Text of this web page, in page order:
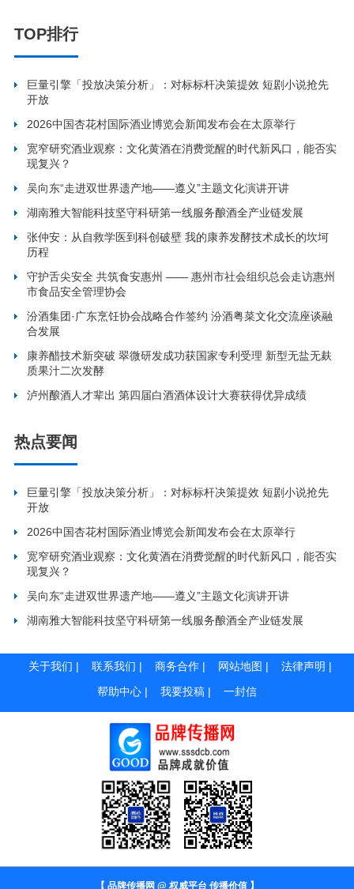
TOP排行
巨量引擎「投放决策分析」：对标标杆决策提效 短剧小说抢先
开放
2026中国杏花村国际酒业博览会新闻发布会在太原举行
宽窄研究酒业观察：文化黄酒在消费觉醒的时代新风口，能否实
现复兴？
吴向东“走进双世界遗产地——遵义”主题文化演讲开讲
湖南雅大智能科技坚守科研第一线服务酿酒全产业链发展
张仲安：从自救学医到科创破壁 我的康养发酵技术成长的坎坷
历程
守护舌尖安全 共筑食安惠州 —— 惠州市社会组织总会走访惠州
市食品安全管理协会
汾酒集团·广东烹饪协会战略合作签约 汾酒粤菜文化交流座谈融
合发展
康养醋技术新突破 翠微研发成功获国家专利受理 新型无盐无麸
质果汁二次发酵
泸州酿酒人才辈出 第四届白酒酒体设计大赛获得优异成绩
热点要闻
巨量引擎「投放决策分析」：对标标杆决策提效 短剧小说抢先
开放
2026中国杏花村国际酒业博览会新闻发布会在太原举行
宽窄研究酒业观察：文化黄酒在消费觉醒的时代新风口，能否实
现复兴？
吴向东“走进双世界遗产地——遵义”主题文化演讲开讲
湖南雅大智能科技坚守科研第一线服务酿酒全产业链发展
关于我们 | 联系我们 | 商务合作 | 网站地图 | 法律声明 |
帮助中心 | 我要投稿 | 一封信
【 品牌传播网 @ 权威平台 传播价值 】